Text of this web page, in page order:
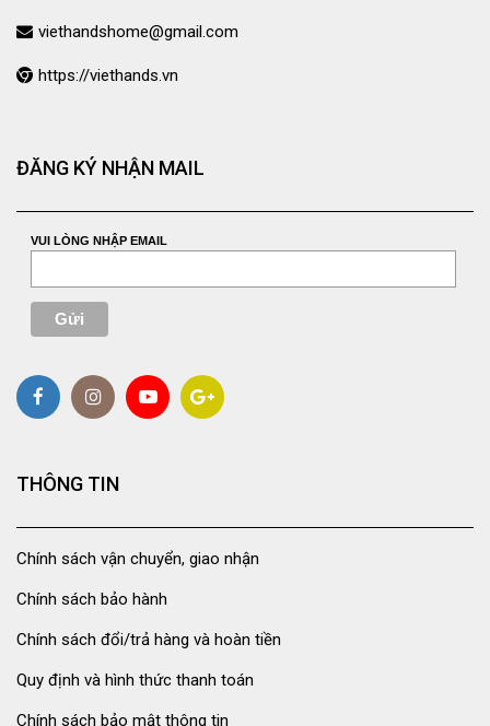
viethandshome@gmail.com
https://viethands.vn
ĐĂNG KÝ NHẬN MAIL
VUI LÒNG NHẬP EMAIL
THÔNG TIN
Chính sách vận chuyển, giao nhận
Chính sách bảo hành
Chính sách đổi/trả hàng và hoàn tiền
Quy định và hình thức thanh toán
Chính sách bảo mật thông tin